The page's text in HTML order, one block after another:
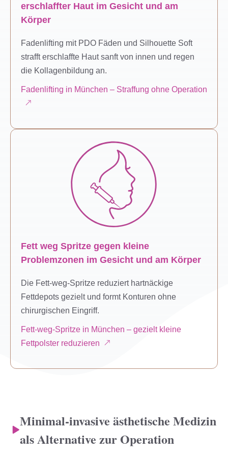
erschlaffter Haut im Gesicht und am
Körper
Fadenlifting mit PDO Fäden und Silhouette Soft
strafft erschlaffte Haut sanft von innen und regen
die Kollagenbildung an.
Fadenlifting in München – Straffung ohne Operation
Fett weg Spritze gegen kleine
Problemzonen im Gesicht und am Körper
Die Fett-weg-Spritze reduziert hartnäckige
Fettdepots gezielt und formt Konturen ohne
chirurgischen Eingriff.
Fett-weg-Spritze in München – gezielt kleine
Fettpolster reduzieren
Minimal-invasive ästhetische Medizin
als Alternative zur Operation